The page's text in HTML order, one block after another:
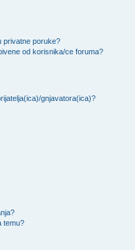
privatne poruke?
od korisnika/ce foruma?
gnjavatora(ica)?
temu?